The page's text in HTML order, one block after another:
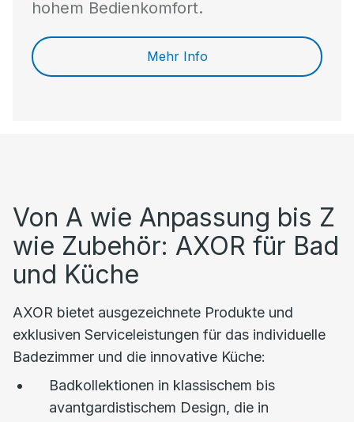
hohem Bedienkomfort.
Mehr Info
Von A wie Anpassung bis Z
wie Zubehör: AXOR für Bad
und Küche
AXOR bietet ausgezeichnete Produkte und
exklusiven Serviceleistungen für das individuelle
Badezimmer und die innovative Küche:
Badkollektionen in klassischem bis
avantgardistischem Design, die in